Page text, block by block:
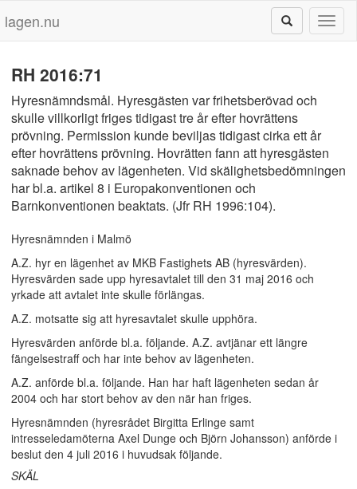
lagen.nu
RH 2016:71
Hyresnämndsmål. Hyresgästen var frihetsberövad och
skulle villkorligt friges tidigast tre år efter hovrättens
prövning. Permission kunde beviljas tidigast cirka ett år
efter hovrättens prövning. Hovrätten fann att hyresgästen
saknade behov av lägenheten. Vid skälighetsbedömningen
har bl.a. artikel 8 i Europakonventionen och
Barnkonventionen beaktats. (Jfr RH 1996:104).
Hyresnämnden i Malmö
A.Z. hyr en lägenhet av MKB Fastighets AB (hyresvärden).
Hyresvärden sade upp hyresavtalet till den 31 maj 2016 och
yrkade att avtalet inte skulle förlängas.
A.Z. motsatte sig att hyresavtalet skulle upphöra.
Hyresvärden anförde bl.a. följande. A.Z. avtjänar ett längre
fängelsestraff och har inte behov av lägenheten.
A.Z. anförde bl.a. följande. Han har haft lägenheten sedan år
2004 och har stort behov av den när han friges.
Hyresnämnden (hyresrådet Birgitta Erlinge samt
intresseledamöterna Axel Dunge och Björn Johansson) anförde i
beslut den 4 juli 2016 i huvudsak följande.
SKÄL